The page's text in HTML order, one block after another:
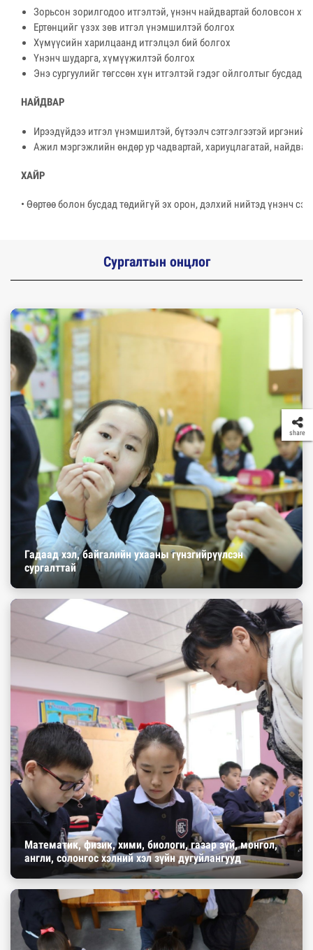
Зорьсон зорилгодоо итгэлтэй, үнэнч найдвартай боловсон
Ертөнцийг үзэх зөв итгэл үнэмшилтэй болгох
Хүмүүсийн харилцаанд итгэлцэл бий болгох
Үнэнч шударга, хүмүүжилтэй болгох
Энэ сургуулийг төгссөн хүн итгэлтэй гэдэг ойлголтыг бусдад
НАЙДВАР
Ирээдүйдээ итгэл үнэмшилтэй, бүтээлч сэтгэлгээтэй
Ажил мэргэжлийн өндөр ур чадвартай, хариуцлагатай,
ХАЙР
• Өөртөө болон бусдад төдийгүй эх орон, дэлхий нийтэд үнэнч
Сургалтын онцлог
Гадаад хэл, байгалийн ухааны гүнзгийрүүлсэн
сургалттай
Математик, физик, хими, биологи, газар зүй, монгол,
англи, солонгос хэлний хэл зүйн дугуйлангууд
share